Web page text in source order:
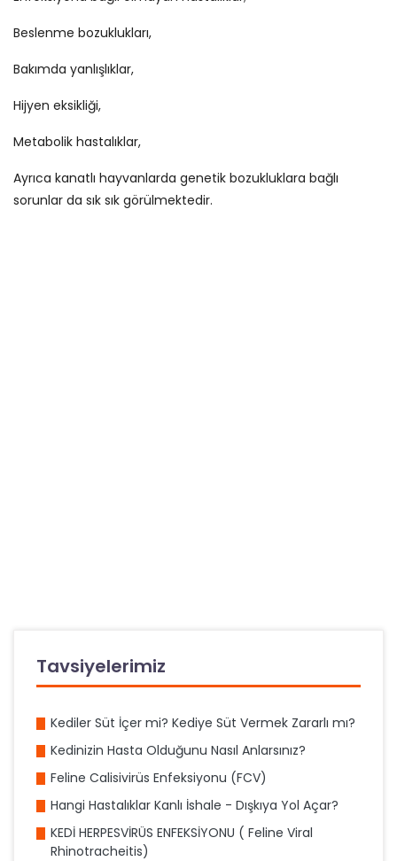
Beslenme bozuklukları,
Bakımda yanlışlıklar,
Hijyen eksikliği,
Metabolik hastalıklar,
Ayrıca kanatlı hayvanlarda genetik bozukluklara bağlı
sorunlar da sık sık görülmektedir.
Tavsiyelerimiz
Kediler Süt İçer mi? Kediye Süt Vermek Zararlı mı?
Kedinizin Hasta Olduğunu Nasıl Anlarsınız?
Feline Calisivirüs Enfeksiyonu (FCV)
Hangi Hastalıklar Kanlı İshale - Dışkıya Yol Açar?
KEDİ HERPESVİRÜS ENFEKSİYONU ( Feline Viral
Rhinotracheitis)